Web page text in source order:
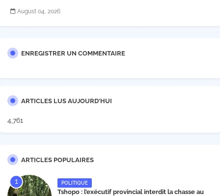
August 04, 2026
ENREGISTRER UN COMMENTAIRE
ARTICLES LUS AUJOURD'HUI
4,761
ARTICLES POPULAIRES
POLITIQUE
Tshopo : l’exécutif provincial interdit la chasse au